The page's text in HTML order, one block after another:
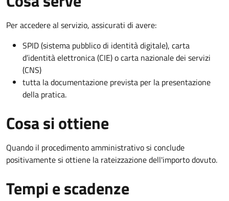
Per accedere al servizio, assicurati di avere:
SPID (sistema pubblico di identità digitale), carta
d’identità elettronica (CIE) o carta nazionale dei servizi
(CNS)
tutta la documentazione prevista per la presentazione
della pratica.
Cosa si ottiene
Quando il procedimento amministrativo si conclude
positivamente si ottiene la rateizzazione dell'importo dovuto.
Tempi e scadenze